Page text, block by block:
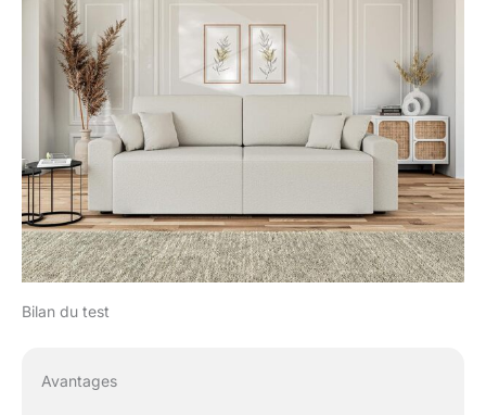
Bilan du test
Avantages